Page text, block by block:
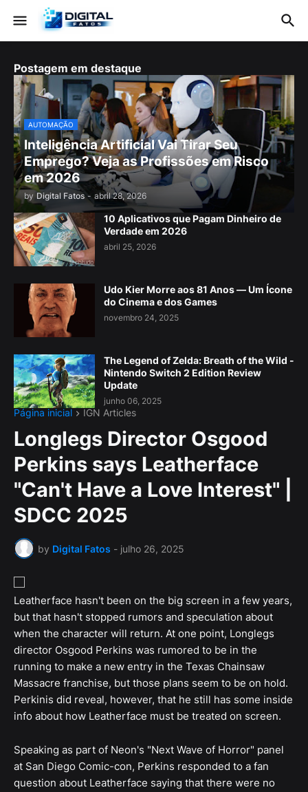
Postagem em destaque
AUTOMAÇÃO
Inteligência Artificial Vai Tirar Seu
Emprego? Veja as Profissões em Risco
em 2026
by Digital Fatos - abril 28, 2026
10 Aplicativos que Pagam Dinheiro de
Verdade em 2026
abril 25, 2026
Udo Kier Morre aos 81 Anos — Um Ícone
do Cinema e dos Games
novembro 24, 2025
The Legend of Zelda: Breath of the Wild -
Nintendo Switch 2 Edition Review
Update
junho 06, 2025
Página inicial IGN Articles
Longlegs Director Osgood
Perkins says Leatherface
"Can't Have a Love Interest" |
SDCC 2025
by Digital Fatos - julho 26, 2025
Leatherface hasn't been on the big screen in a few years,
but that hasn't stopped rumors and speculation about
when the character will return. At one point, Longlegs
director Osgood Perkins was rumored to be in the
running to make a new entry in the Texas Chainsaw
Massacre franchise, but those plans seem to be on hold.
Perkinis did reveal, however, that he still has some inside
info about how Leatherface must be treated on screen.
Speaking as part of Neon's "Next Wave of Horror" panel
at San Diego Comic-con, Perkins responded to a fan
question about Leatherface saying that there were no